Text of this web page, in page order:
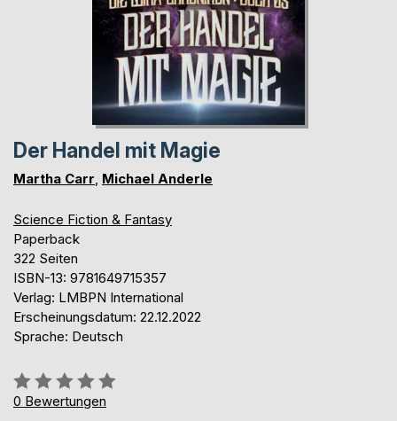
Der Handel mit Magie
Martha Carr, Michael Anderle
Science Fiction & Fantasy
Paperback
322 Seiten
ISBN-13: 9781649715357
Verlag: LMBPN International
Erscheinungsdatum: 22.12.2022
Sprache: Deutsch
Bewertung::
0%
0 Bewertungen